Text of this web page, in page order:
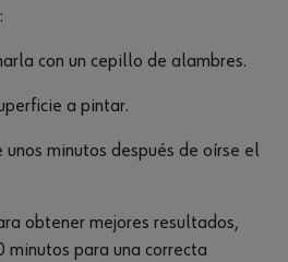
con un cepillo de alambres.
a pintar.
minutos después de oírse el
obtener mejores resultados,
minutos para una correcta